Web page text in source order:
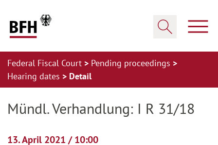
Federal Fiscal Court
Pending proceedings
Hearing dates
Detail
Mündl. Verhandlung: I R 31/18
13. April 2021 / 10:00